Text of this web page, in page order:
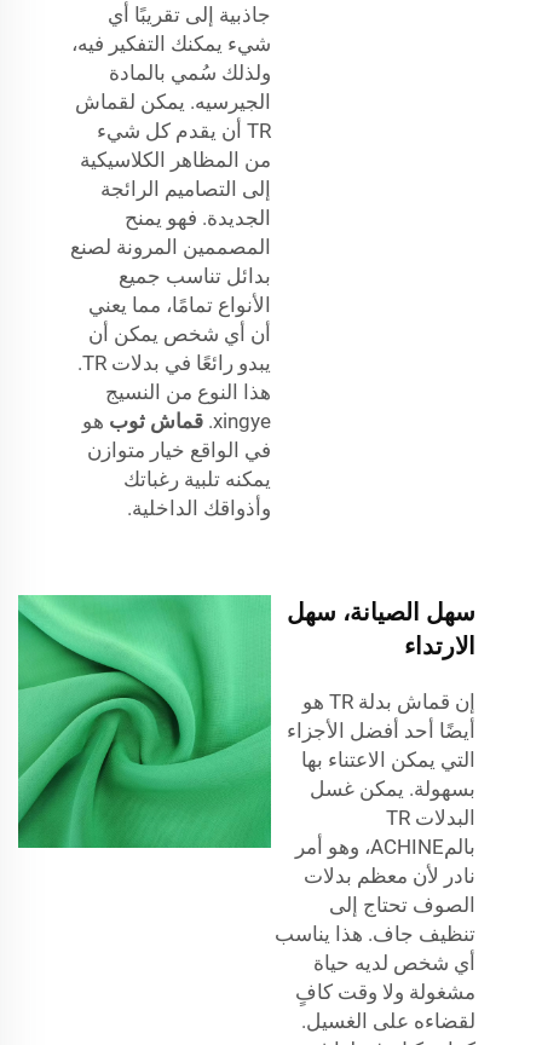
جاذبية إلى تقريبًا أي
شيء يمكنك التفكير فيه،
ولذلك سُمي بالمادة
الجيرسيه. يمكن لقماش
TR أن يقدم كل شيء
من المظاهر الكلاسيكية
إلى التصاميم الرائجة
الجديدة. فهو يمنح
المصممين المرونة لصنع
بدائل تناسب جميع
الأنواع تمامًا، مما يعني
أن أي شخص يمكن أن
يبدو رائعًا في بدلات TR.
هذا النوع من النسيج
xingye. قماش ثوب هو
في الواقع خيار متوازن
يمكنه تلبية رغباتك
وأذواقك الداخلية.
سهل الصيانة، سهل
الارتداء
إن قماش بدلة TR هو
أيضًا أحد أفضل الأجزاء
التي يمكن الاعتناء بها
بسهولة. يمكن غسل
البدلات TR
بالمACHINE، وهو أمر
نادر لأن معظم بدلات
الصوف تحتاج إلى
تنظيف جاف. هذا يناسب
أي شخص لديه حياة
مشغولة ولا وقت كافٍ
لقضاءه على الغسيل.